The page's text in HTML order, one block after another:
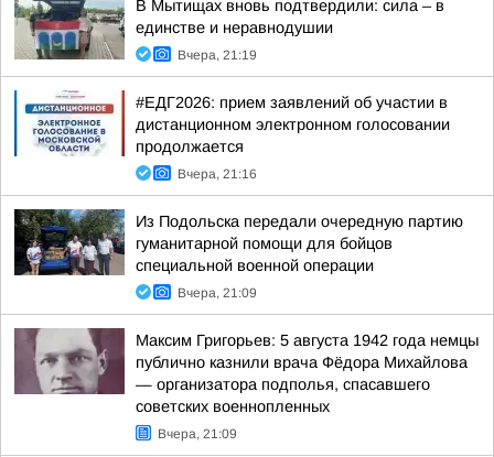
В Мытищах вновь подтвердили: сила – в
единстве и неравнодушии
Вчера, 21:19
#ЕДГ2026: прием заявлений об участии в
дистанционном электронном голосовании
продолжается
Вчера, 21:16
Из Подольска передали очередную партию
гуманитарной помощи для бойцов
специальной военной операции
Вчера, 21:09
Максим Григорьев: 5 августа 1942 года немцы
публично казнили врача Фёдора Михайлова
— организатора подполья, спасавшего
советских военнопленных
Вчера, 21:09